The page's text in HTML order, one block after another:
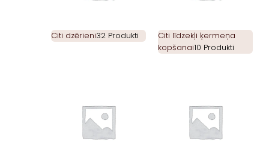
Citi dzērieni32 Produkti
Citi līdzekļi ķermeņa
kopšanai10 Produkti